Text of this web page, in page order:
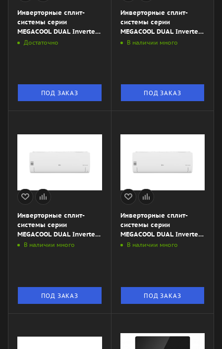
Инверторные сплит-
системы серии
MEGACOOL DUAL Inverter
P24EP
Достаточно
ПОД ЗАКАЗ
Инверторные сплит-
системы серии
MEGACOOL DUAL Inverter
P18EP1
В наличии много
ПОД ЗАКАЗ
Инверторные сплит-
системы серии
MEGACOOL DUAL Inverter
P12EP1
В наличии много
ПОД ЗАКАЗ
Инверторные сплит-
системы серии
MEGACOOL DUAL Inverter
P09EP2
В наличии много
ПОД ЗАКАЗ